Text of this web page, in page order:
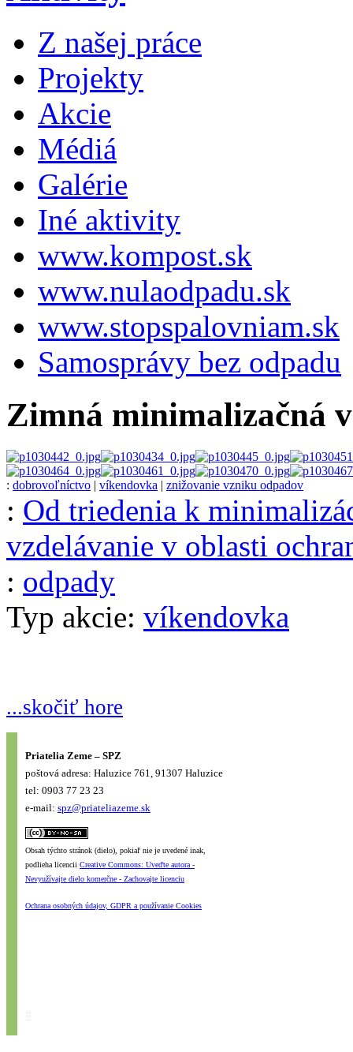
Z našej práce
Projekty
Akcie
Médiá
Galérie
Iné aktivity
www.kompost.sk
www.nulaodpadu.sk
www.stopspalovniam.sk
Samosprávy bez odpadu
Zimná minimalizačná
: dobrovoľníctvo | víkendovka | znižovanie vzniku odpadov
: Od triedenia k
vzdelávanie v oblasti
: odpady
Typ akcie: víkendovka
...skočiť hore
Priatelia Zeme – SPZ
poštová adresa: Haluzice 761, 91307 Haluzice
tel: 0903 77 23 23
e-mail: spz@priateliazeme.sk
Obsah týchto stránok (dielo), pokiaľ nie je uvedené inak,
podlieha licencii Creative Commons: Uveďte autora -
Nevyužívajte dielo komerčne - Zachovajte licenciu
Ochrana osobných údajov, GDPR a používanie Cookies